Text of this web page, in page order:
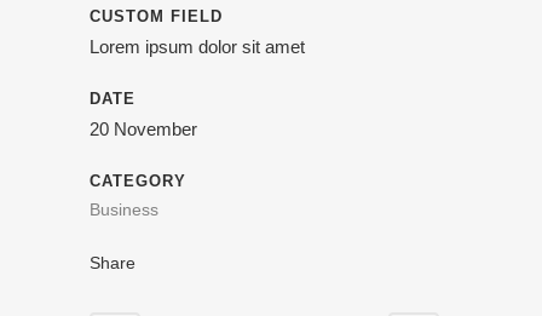
CUSTOM FIELD
Lorem ipsum dolor sit amet
DATE
20 November
CATEGORY
Business
Share